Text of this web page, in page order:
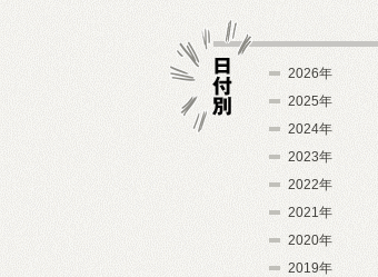
2026年
2025年
2024年
2023年
2022年
2021年
2020年
2019年